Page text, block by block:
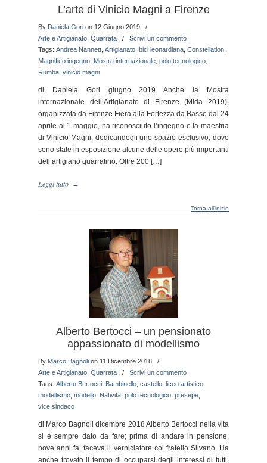
L’arte di Vinicio Magni a Firenze
By Daniela Gori on 12 Giugno 2019
/
Arte e Artigianato Quarrata / Scrivi un commento
Tags: Andrea Nannett Artigianato bici leonardiana Constellation
Magnifico ingegno Mostra internazionale polo tecnologico
Rumba vinicio magni
di Daniela Gori giugno 2019 Anche la Mostra
internazionale dell’Artigianato di Firenze (Mida 2019),
organizzata da Firenze Fiera alla Fortezza da Basso dal 24
aprile al 1 maggio, ha riconosciuto l’ingegno e la maestria
di Vinicio Magni, dedicandogli uno spazio esclusivo, dove
sono state in esposizione alcune delle opere più importanti
dell’artigiano quarratino. Oltre 200 […]
Leggi tutto →
Torna all'inizio
Alberto Bertocci – un pensionato
appassionato di modellismo
By Marco Bagnoli on 11 Dicembre 2018
/
Arte e Artigianato Quarrata / Scrivi un commento
Tags: Alberto Bertocci Bambinello castello liceo artistico
modellismo modello Natività polo tecnologico presepe
vice sindaco
di Marco Bagnoli dicembre 2018 Alberto Bertocci nella vita
si è sempre dato da fare; prima di andare in pensione,
nove anni fa, faceva il verniciatore col fratello Silvano. Ha
anche trovato il tempo di occuparsi degli interessi di tutti,